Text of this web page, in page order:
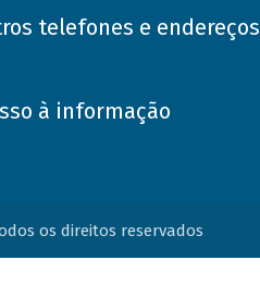
telefones e endereços
à informação
os direitos reservados